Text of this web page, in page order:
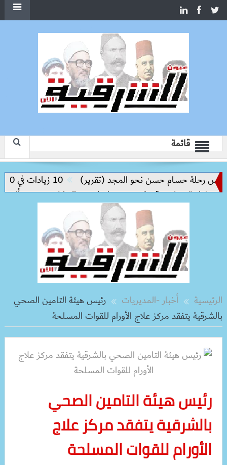
قائمة
رحلة حسام حسن نحو المجد (تقرير)
10 زيادات في 10 سنوات.. هل حان الوقت لرفع دعم البنزين نهائيا؟
تكشف قيمة نجم نيوكاسل
التنازل عن 550 ألف دولار.. كواليس رحيل سيف الدين الجزيري عن الزمالك
الرئيسية أخبار -المديريات
رئيس هيئة التامين الصحي
بالشرقية يتفقد مركز علاج الأورام للقوات المسلحة
رئيس هيئة التامين الصحي
بالشرقية يتفقد مركز علاج
الأورام للقوات المسلحة